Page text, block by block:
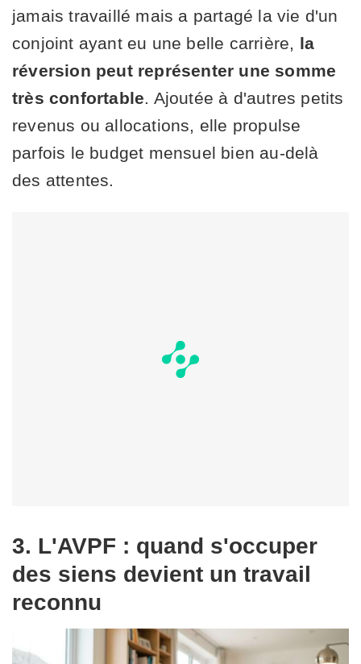
jamais travaillé mais a partagé la vie d'un
conjoint ayant eu une belle carrière, la
réversion peut représenter une somme
très confortable . Ajoutée à d'autres petits
revenus ou allocations, elle propulse
parfois le budget mensuel bien au-delà
des attentes.
3. L'AVPF : quand s'occuper
des siens devient un travail
reconnu